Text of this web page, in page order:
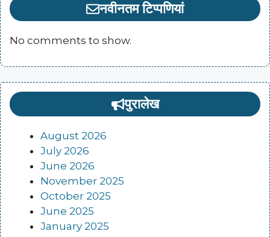
नवीनतम टिप्पणियां
No comments to show.
पुरालेख
August 2026
July 2026
June 2026
November 2025
October 2025
June 2025
January 2025